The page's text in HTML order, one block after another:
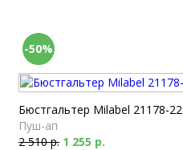
-50%
Бюстгальтер Milabel 21178-22
Пуш-ап
2 510 р. 1 255 р.